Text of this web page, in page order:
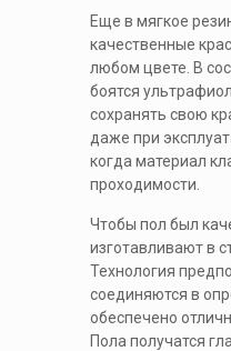
Еще в мягкое
качественные
любом цвете. В
боятся
сохранять свою
даже при
когда материал
проходимости.
Чтобы пол был
изготавливают в
Технология
соединяются в
обеспечено
Пола получатся